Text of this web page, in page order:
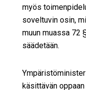
myös
soveltuvin osin,
muun muassa 72
säädetään.
käsittävän